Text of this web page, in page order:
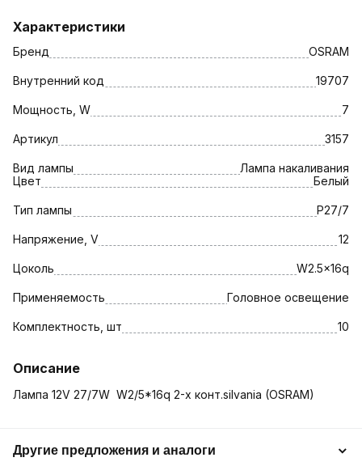
Характеристики
Бренд OSRAM
Внутренний код 19707
Мощность, W 7
Артикул 3157
Вид лампы
Лампа накаливания
Цвет
Белый
Тип лампы P27/7
Напряжение, V 12
Цоколь W2.5x16q
Применяемость Головное освещение
Комплектность, шт 10
Описание
Лампа 12V 27/7W W2/5*16q 2-х конт.silvania (OSRAM)
Другие предложения и аналоги